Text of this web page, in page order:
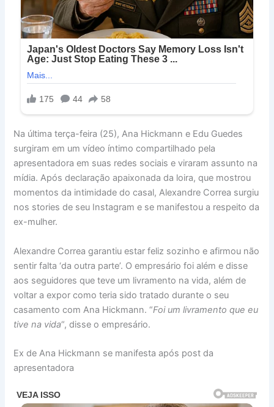
Na última terça-feira (25), Ana Hickmann e Edu Guedes
surgiram em um vídeo íntimo compartilhado pela
apresentadora em suas redes sociais e viraram assunto na
mídia. Após declaração apaixonada da loira, que mostrou
momentos da intimidade do casal, Alexandre Correa surgiu
nos stories de seu Instagram e se manifestou a respeito da
ex-mulher.
Alexandre Correa garantiu estar feliz sozinho e afirmou não
sentir falta ‘da outra parte’. O empresário foi além e disse
aos seguidores que teve um livramento na vida, além de
voltar a expor como teria sido tratado durante o seu
casamento com Ana Hickmann. “Foi um livramento que eu
tive na vida“, disse o empresário.
Ex de Ana Hickmann se manifesta após post da
apresentadora